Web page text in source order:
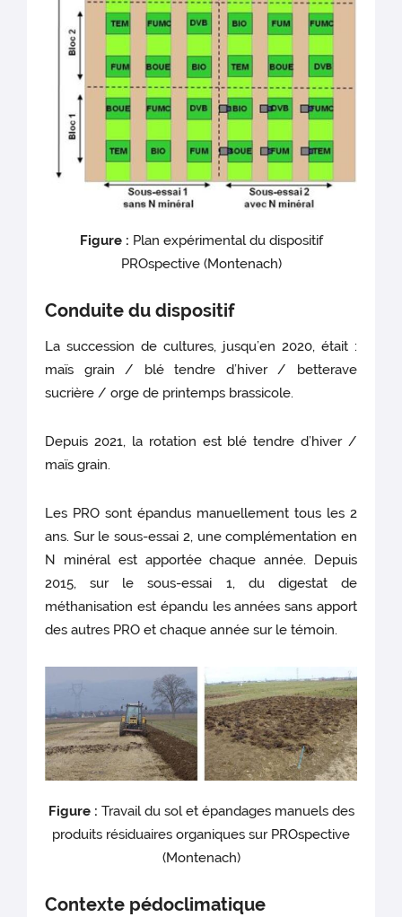
Figure : Plan expérimental du dispositif
PROspective (Montenach)
Conduite du dispositif
La succession de cultures, jusqu’en 2020, était :
maïs grain / blé tendre d’hiver / betterave
sucrière / orge de printemps brassicole.
Depuis 2021, la rotation est blé tendre d’hiver /
maïs grain.
Les PRO sont épandus manuellement tous les 2
ans. Sur le sous-essai 2, une complémentation en
N minéral est apportée chaque année. Depuis
2015, sur le sous-essai 1, du digestat de
méthanisation est épandu les années sans apport
des autres PRO et chaque année sur le témoin.
Figure : Travail du sol et épandages manuels des
produits résiduaires organiques sur PROspective
(Montenach)
Contexte pédoclimatique